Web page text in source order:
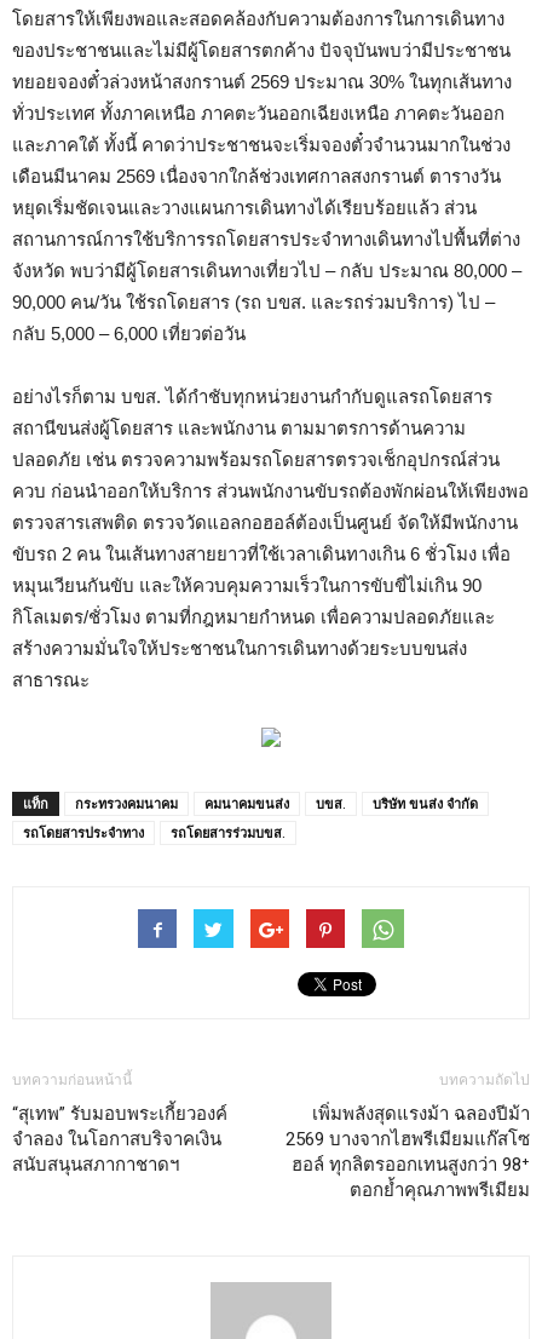
โดยสารให้เพียงพอและสอดคล้องกับความต้องการในการเดินทาง
ของประชาชนและไม่มีผู้โดยสารตกค้าง ปัจจุบันพบว่ามีประชาชน
ทยอยจองตั๋วล่วงหน้าสงกรานต์ 2569 ประมาณ 30% ในทุกเส้นทาง
ทั่วประเทศ ทั้งภาคเหนือ ภาคตะวันออกเฉียงเหนือ ภาคตะวันออก
และภาคใต้ ทั้งนี้ คาดว่าประชาชนจะเริ่มจองตั๋วจำนวนมากในช่วง
เดือนมีนาคม 2569 เนื่องจากใกล้ช่วงเทศกาลสงกรานต์ ตารางวัน
หยุดเริ่มชัดเจนและวางแผนการเดินทางได้เรียบร้อยแล้ว ส่วน
สถานการณ์การใช้บริการรถโดยสารประจำทางเดินทางไปพื้นที่ต่าง
จังหวัด พบว่ามีผู้โดยสารเดินทางเที่ยวไป – กลับ ประมาณ 80,000 –
90,000 คน/วัน ใช้รถโดยสาร (รถ บขส. และรถร่วมบริการ) ไป –
กลับ 5,000 – 6,000 เที่ยวต่อวัน
อย่างไรก็ตาม บขส. ได้กำชับทุกหน่วยงานกำกับดูแลรถโดยสาร
สถานีขนส่งผู้โดยสาร และพนักงาน ตามมาตรการด้านความ
ปลอดภัย เช่น ตรวจความพร้อมรถโดยสารตรวจเช็กอุปกรณ์ส่วน
ควบ ก่อนนำออกให้บริการ ส่วนพนักงานขับรถต้องพักผ่อนให้เพียงพอ
ตรวจสารเสพติด ตรวจวัดแอลกอฮอล์ต้องเป็นศูนย์ จัดให้มีพนักงาน
ขับรถ 2 คน ในเส้นทางสายยาวที่ใช้เวลาเดินทางเกิน 6 ชั่วโมง เพื่อ
หมุนเวียนกันขับ และให้ควบคุมความเร็วในการขับขี่ไม่เกิน 90
กิโลเมตร/ชั่วโมง ตามที่กฎหมายกำหนด เพื่อความปลอดภัยและ
สร้างความมั่นใจให้ประชาชนในการเดินทางด้วยระบบขนส่ง
สาธารณะ
แท็ก กระทรวงคมนาคม คมนาคมขนส่ง บขส.
บริษัท ขนส่ง จำกัด
รถโดยสารประจำทาง
รถโดยสารร่วมบขส.
บทความก่อนหน้านี้
“สุเทพ” รับมอบพระเกี้ยวองค์
จำลอง ในโอกาสบริจาคเงิน
สนับสนุนสภากาชาดฯ
บทความถัดไป
เพิ่มพลังสุดแรงม้า ฉลองปีม้า
2569 บางจากไฮพรีเมียมแก๊สโซ
ฮอล์ ทุกลิตรออกเทนสูงกว่า 98⁺
ตอกย้ำคุณภาพพรีเมียม